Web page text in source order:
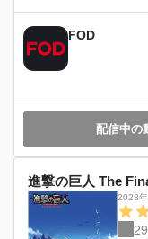
「
由
人
エ
FOD
配信中の
進撃の巨人 The
2023